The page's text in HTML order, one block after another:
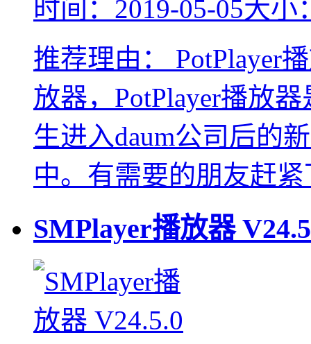
时间：2019-05-05大小
推荐理由：
PotPlayer
放器，PotPlayer播放
生进入daum公司后的
中。有需要的朋友赶
SMPlayer播放器